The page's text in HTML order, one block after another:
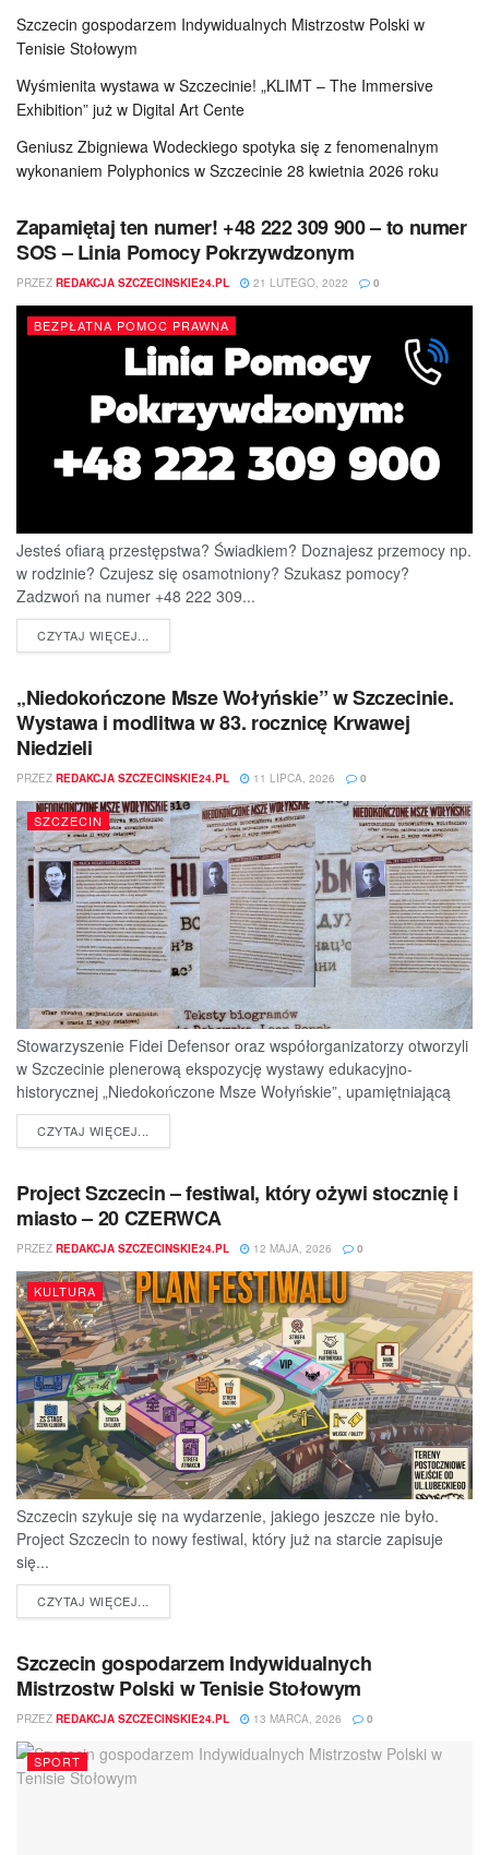
Szczecin gospodarzem Indywidualnych Mistrzostw Polski w
Tenisie Stołowym
Wyśmienita wystawa w Szczecinie! „KLIMT – The Immersive
Exhibition” już w Digital Art Cente
Geniusz Zbigniewa Wodeckiego spotyka się z fenomenalnym
wykonaniem Polyphonics w Szczecinie 28 kwietnia 2026 roku
Zapamiętaj ten numer! +48 222 309 900 – to numer
SOS – Linia Pomocy Pokrzywdzonym
PRZEZ REDAKCJA SZCZECINSKIE24.PL 21 LUTEGO, 2022 0
BEZPŁATNA POMOC PRAWNA
Jesteś ofiarą przestępstwa? Świadkiem? Doznajesz przemocy np.
w rodzinie? Czujesz się osamotniony? Szukasz pomocy?
Zadzwoń na numer +48 222 309...
CZYTAJ WIĘCEJ...
„Niedokończone Msze Wołyńskie” w Szczecinie.
Wystawa i modlitwa w 83. rocznicę Krwawej
Niedzieli
PRZEZ REDAKCJA SZCZECINSKIE24.PL 11 LIPCA, 2026 0
SZCZECIN
Stowarzyszenie Fidei Defensor oraz współorganizatorzy otworzyli
w Szczecinie plenerową ekspozycję wystawy edukacyjno-
historycznej „Niedokończone Msze Wołyńskie”, upamiętniającą
ofiary jednej z najtragiczniejszych...
CZYTAJ WIĘCEJ...
Project Szczecin – festiwal, który ożywi stocznię i
miasto – 20 CZERWCA
PRZEZ REDAKCJA SZCZECINSKIE24.PL 12 MAJA, 2026 0
KULTURA
Szczecin szykuje się na wydarzenie, jakiego jeszcze nie było.
Project Szczecin to nowy festiwal, który już na starcie zapisuje
się...
CZYTAJ WIĘCEJ...
Szczecin gospodarzem Indywidualnych
Mistrzostw Polski w Tenisie Stołowym
PRZEZ REDAKCJA SZCZECINSKIE24.PL 13 MARCA, 2026 0
SPORT